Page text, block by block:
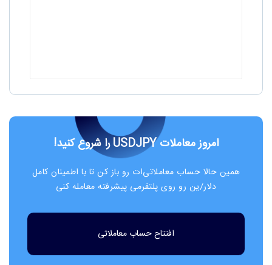
امروز معاملات USDJPY را شروع کنید!
همین حالا حساب معاملاتی‌ات رو باز کن تا با اطمینان کامل
دلار/ین رو روی پلتفرمی پیشرفته معامله کنی
افتتاح حساب معاملاتی